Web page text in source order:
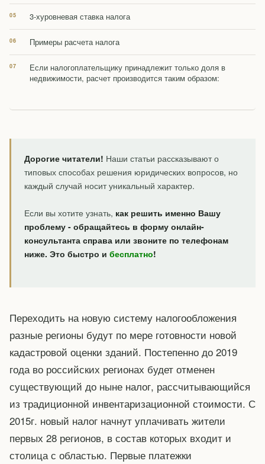
3-хуровневая ставка налога
Примеры расчета налога
Если налогоплательщику принадлежит только доля в
недвижимости, расчет производится таким образом:
Дорогие читатели! Наши статьи рассказывают о
типовых способах решения юридических вопросов, но
каждый случай носит уникальный характер.
Если вы хотите узнать, как решить именно Вашу
проблему - обращайтесь в форму онлайн-
консультанта справа или звоните по телефонам
ниже. Это быстро и бесплатно!
Переходить на новую систему налогообложения
разные регионы будут по мере готовности новой
кадастровой оценки зданий. Постепенно до 2019
года во российских регионах будет отменен
существующий до ныне налог, рассчитывающийся
из традиционной инвентаризационной стоимости. С
2015г. новый налог начнут уплачивать жители
первых 28 регионов, в состав которых входит и
столица с областью. Первые платежки